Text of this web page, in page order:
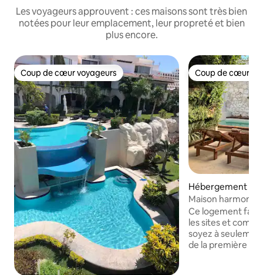
Les voyageurs approuvent : ces maisons sont très bien
notées pour leur emplacement, leur propreté et bien
plus encore.
Coup de cœur voyageurs
Coup de cœur voyageurs Coup de cœur
Coup de cœur
Hébergement ⋅
Maison
Ce logement
les sites et commodités.
soyez à
de la première